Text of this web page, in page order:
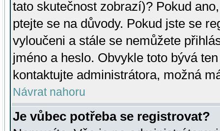
tato skutečnost zobrazí)? Pokud
ptejte se na důvody. Pokud jste se
vyloučeni a stále se nemůžete
jméno a heslo. Obvykle toto bývá
kontaktujte administrátora, možná
Návrat nahoru
Je vůbec potřeba se registrovat?